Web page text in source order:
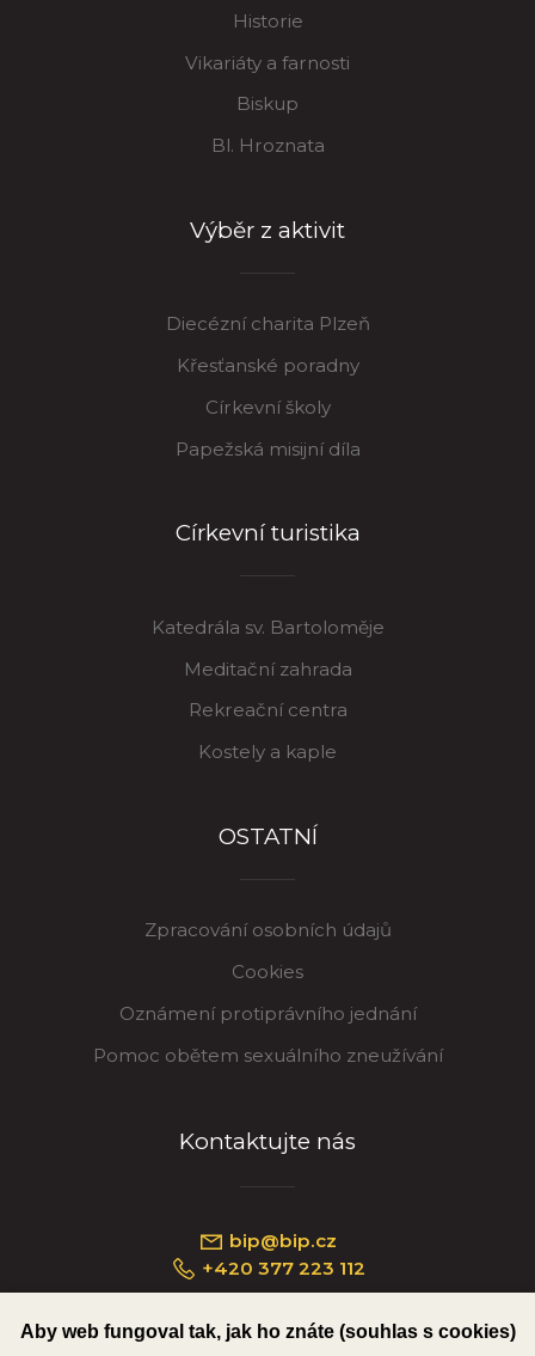
Historie
Vikariáty a farnosti
Biskup
Bl. Hroznata
Výběr z aktivit
Diecézní charita Plzeň
Křesťanské poradny
Církevní školy
Papežská misijní díla
Církevní turistika
Katedrála sv. Bartoloměje
Meditační zahrada
Rekreační centra
Kostely a kaple
OSTATNÍ
Zpracování osobních údajů
Cookies
Oznámení protiprávního jednání
Pomoc obětem sexuálního zneužívání
Kontaktujte nás
bip@bip.cz
+420 377 223 112
Aby web fungoval tak, jak ho znáte (souhlas s cookies)